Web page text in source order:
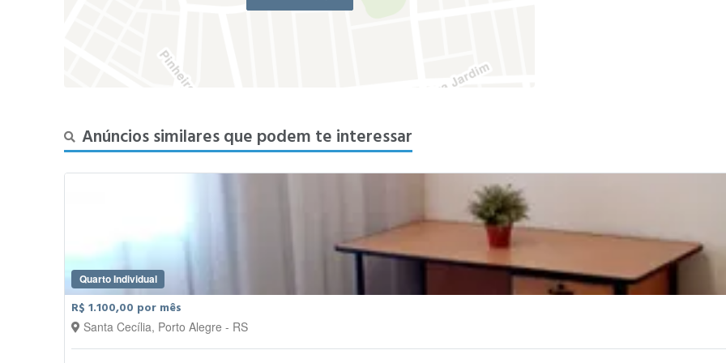
Anúncios similares que podem te interessar
Quarto Individual
R$ 1.100,00 por mês
Santa Cecília, Porto Alegre - RS